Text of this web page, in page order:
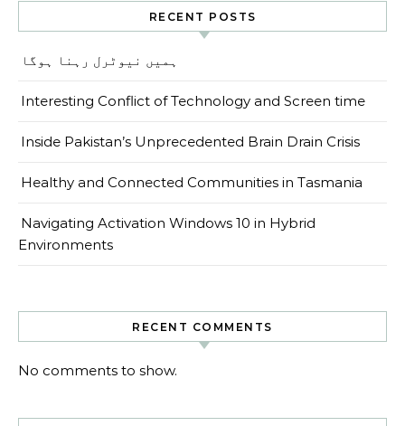
RECENT POSTS
ہمیں نیوٹرل رہنا ہوگا
Interesting Conflict of Technology and Screen time
Inside Pakistan’s Unprecedented Brain Drain Crisis
Healthy and Connected Communities in Tasmania
Navigating Activation Windows 10 in Hybrid
Environments
RECENT COMMENTS
No comments to show.